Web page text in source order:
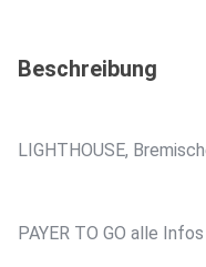
Beschreibung
LIGHTHOUSE,
PAYER TO GO alle